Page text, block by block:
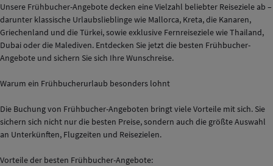
Unsere Frühbucher-Angebote decken eine Vielzahl beliebter Reiseziele ab –
darunter klassische Urlaubslieblinge wie Mallorca, Kreta, die Kanaren,
Griechenland und die Türkei, sowie exklusive Fernreiseziele wie Thailand,
Dubai oder die Malediven. Entdecken Sie jetzt die besten Frühbucher-
Angebote und sichern Sie sich Ihre Wunschreise.
Warum ein Frühbucherurlaub besonders lohnt
Die Buchung von Frühbucher-Angeboten bringt viele Vorteile mit sich. Sie
sichern sich nicht nur die besten Preise, sondern auch die größte Auswahl
an Unterkünften, Flugzeiten und Reisezielen.
Vorteile der besten Frühbucher-Angebote: